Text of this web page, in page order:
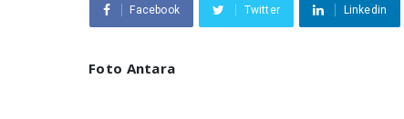
Facebook Twitter Linkedin
Foto Antara